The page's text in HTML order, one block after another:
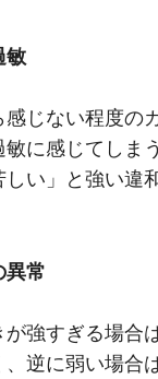
敏
じない程度の
敏に感じてしま
しい」と強い違
異常
強すぎる場合
、逆に弱い場合